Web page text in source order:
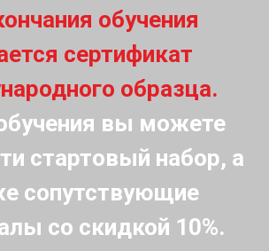
обучения
сертификат
образца.
вы можете
стартовый набор, а
сопутствующие
со скидкой 10%.